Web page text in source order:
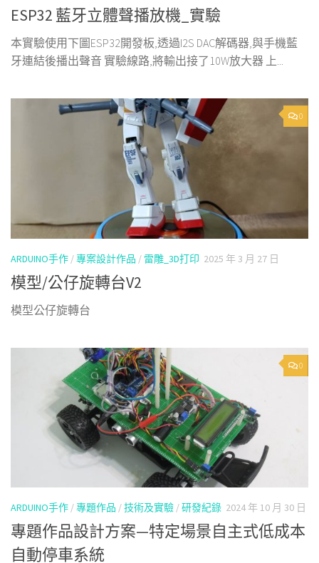
ESP32 藍牙立體聲播放機_實驗
本實驗使用下圖ESP32開發板,透過I2S DAC解碼器,與手機藍
牙連結後播出聲音 實驗線路,將輸出接了10W放大器 上...
0
ARDUINO手作 /專案設計作品 / 雷雕_3D打印 2025 年 3 月 27 日
模型/公仔旋轉台V2
模型公仔旋轉台
0
ARDUINO手作 /專題作品 /技術及實驗 /研發紀錄 2024 年 10 月 30 日
專題作品設計方案—特定場景自主式低成本
自動停車系統